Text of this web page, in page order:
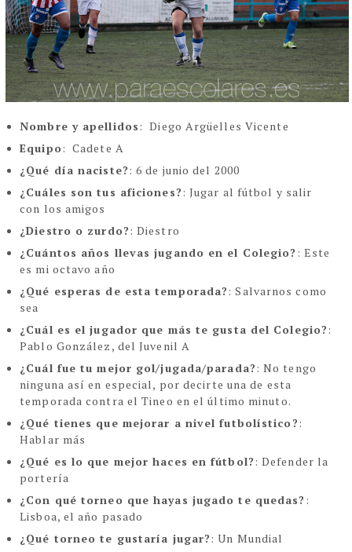
Nombre y apellidos: Diego Argüelles Vicente
Equipo: Cadete A
¿Qué día naciste?: 6 de junio del 2000
¿Cuáles son tus aficiones?: Jugar al fútbol y salir
con los amigos
¿Diestro o zurdo?: Diestro
¿Cuántos años llevas jugando en el Colegio? : Este
es mi octavo año
¿Qué esperas de esta temporada?: Salvarnos como
sea
¿Cuál es el jugador que más te gusta del Colegio?:
Pablo González, del Juvenil A
¿Cuál fue tu mejor gol/jugada/parada?: No tengo
ninguna así en especial, por decirte una de esta
temporada contra el Tineo en el último minuto.
¿Qué tienes que mejorar a nivel futbolístico?:
Hablar más
¿Qué es lo que mejor haces en fútbol?: Defender la
portería
¿Con qué torneo que hayas jugado te quedas? :
Lisboa, el año pasado
¿Qué torneo te gustaría jugar?: Un Mundial